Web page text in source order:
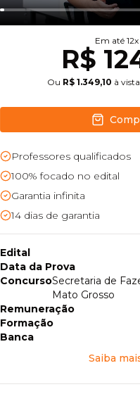
Em até 12x
R$
Ou R$ 1.349,10 à
Professores qualificados
100% focado no edital
Garantia infinita
14 dias de garantia
Edital
Data da Prova
ConcursoSecretaria de
Mato Grosso
Remuneração
Formação
Banca
Saiba